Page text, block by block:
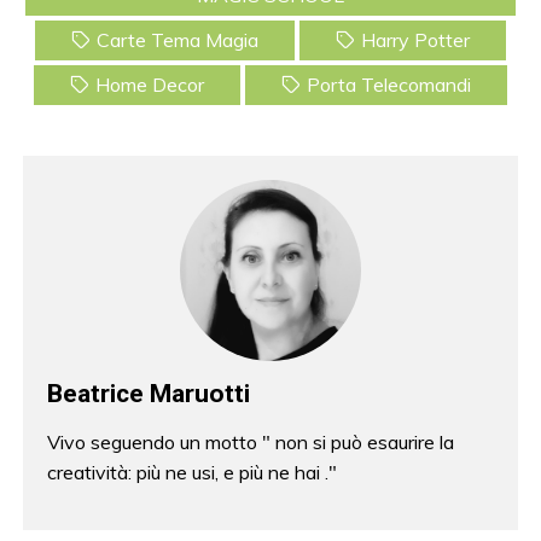
o
o
k
Carte Tema Magia
Harry Potter
Home Decor
Porta Telecomandi
Beatrice Maruotti
Vivo seguendo un motto " non si può esaurire la
creatività: più ne usi, e più ne hai ."